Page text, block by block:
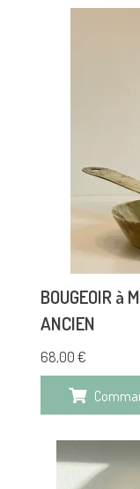
BOUGEOIR à
ANCIEN
68,00 €